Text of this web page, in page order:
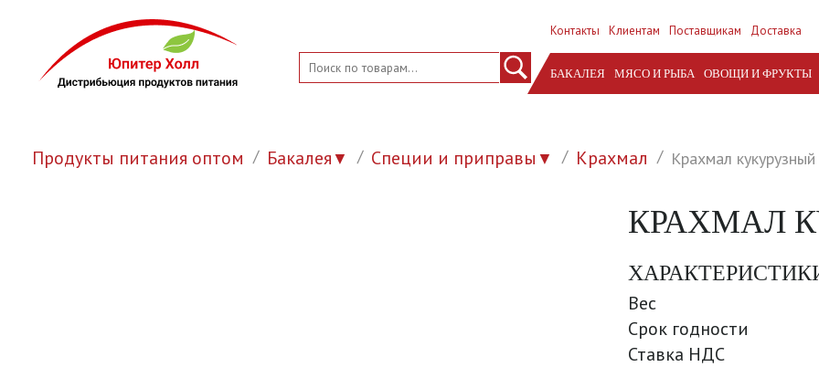
Контакты Клиентам Поставщикам Доставка
БАКАЛЕЯ МЯСО И РЫБА ОВОЩИ И ФРУКТЫ
Продукты питания оптом Бакалея▼ Специи и приправы ▼ Крахмал Крахмал
КРАХМАЛ
Вес
Срок годности
Ставка НДС